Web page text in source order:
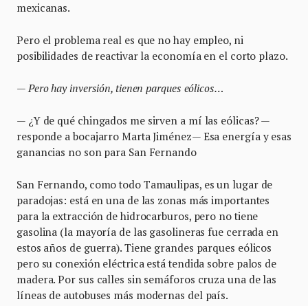
mexicanas.
Pero el problema real es que no hay empleo, ni
posibilidades de reactivar la economía en el corto plazo.
—Pero hay inversión, tienen parques eólicos…
— ¿Y de qué chingados me sirven a mí las eólicas? —
responde a bocajarro Marta Jiménez— Esa energía y esas
ganancias no son para San Fernando
San Fernando, como todo Tamaulipas, es un lugar de
paradojas: está en una de las zonas más importantes
para la extracción de hidrocarburos, pero no tiene
gasolina (la mayoría de las gasolineras fue cerrada en
estos años de guerra). Tiene grandes parques eólicos
pero su conexión eléctrica está tendida sobre palos de
madera. Por sus calles sin semáforos cruza una de las
líneas de autobuses más modernas del país.